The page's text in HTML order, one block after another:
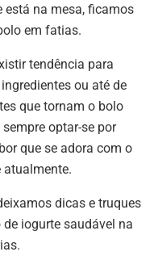
na mesa, ficamos
em fatias.
tendência para
ou até de
que tornam o bolo
optar-se por
que se adora com o
atualmente.
dicas e truques
iogurte saudável na